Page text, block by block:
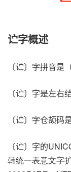
𬣞字概述
〔𬣞〕字拼音是
〔𬣞〕字是左右
〔𬣞〕字仓颉码
〔𬣞〕字的
韩统一表意文字